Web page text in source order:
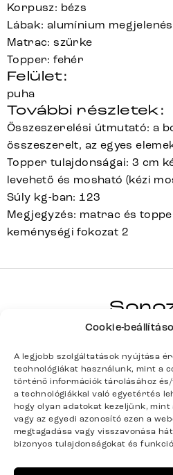
Cookie-
A legjobb szolgáltatások nyújtása
technológiákat használunk, mint a
történő információk tárolásához és/
a technológiákkal való egyetértés
hogy olyan adatokat kezeljünk, mint
vagy az egyedi azonosító ezen a
megtagadása vagy visszavonása
bizonyos tulajdonságokat és
Korpusz: bézs
Lábak: alumínium
Matrac: szürke
Topper: fehér
Felület:
puha
További részletek:
Összeszerelési útmutató: a
összeszerelt, az egyes
Topper tulajdonságai: 3 cm
levehető és mosható (kézi
Súly kg-ban: 123
Megjegyzés: matrac és
keménységi fokozat 2
Termék
Színek